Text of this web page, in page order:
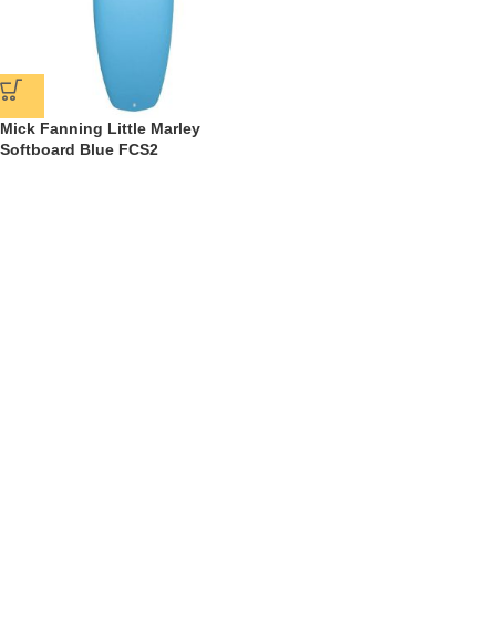
Mick Fanning Little Marley
Softboard Blue FCS2